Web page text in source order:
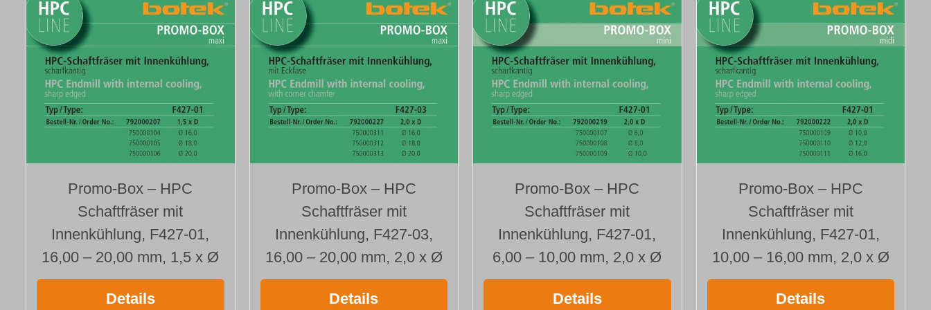
Promo-Box – HPC
Schaftfräser mit
Innenkühlung, F427-01,
16,00 – 20,00 mm, 1,5 x Ø
Details
Promo-Box – HPC
Schaftfräser mit
Innenkühlung, F427-03,
16,00 – 20,00 mm, 2,0 x Ø
Details
Promo-Box – HPC
Schaftfräser mit
Innenkühlung, F427-01,
6,00 – 10,00 mm, 2,0 x Ø
Details
Promo-Box – HPC
Schaftfräser mit
Innenkühlung, F427-01,
10,00 – 16,00 mm, 2,0 x Ø
Details